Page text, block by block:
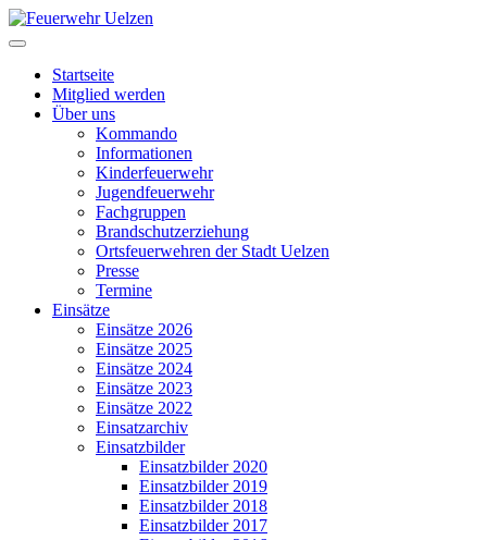
Startseite
Mitglied werden
Über uns
Kommando
Informationen
Kinderfeuerwehr
Jugendfeuerwehr
Fachgruppen
Brandschutzerziehung
Ortsfeuerwehren der Stadt Uelzen
Presse
Termine
Einsätze
Einsätze 2026
Einsätze 2025
Einsätze 2024
Einsätze 2023
Einsätze 2022
Einsatzarchiv
Einsatzbilder
Einsatzbilder 2020
Einsatzbilder 2019
Einsatzbilder 2018
Einsatzbilder 2017